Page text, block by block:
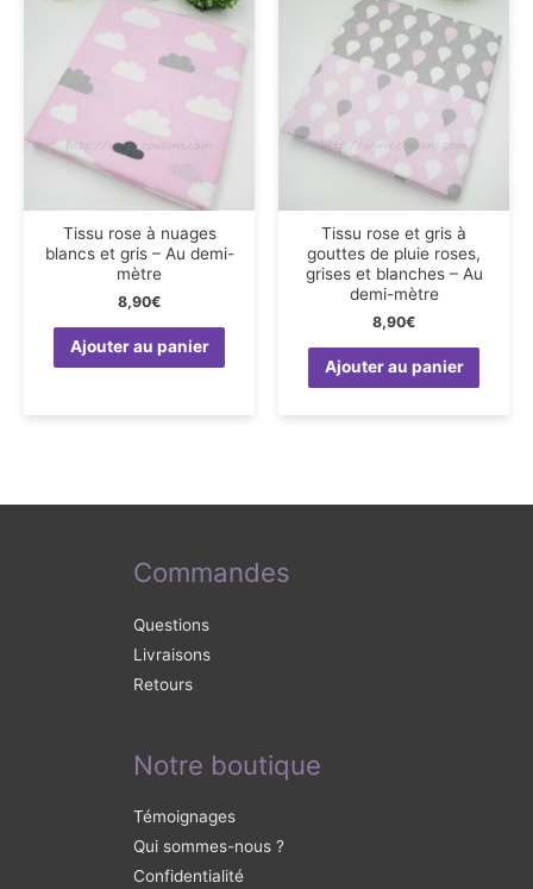
Tissu rose à nuages
blancs et gris – Au demi-
mètre
8,90€
Ajouter au panier
Tissu rose et gris à
gouttes de pluie roses,
grises et blanches – Au
demi-mètre
8,90€
Ajouter au panier
Commandes
Questions
Livraisons
Retours
Notre boutique
Témoignages
Qui sommes-nous ?
Confidentialité